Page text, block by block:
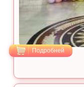
Подробней